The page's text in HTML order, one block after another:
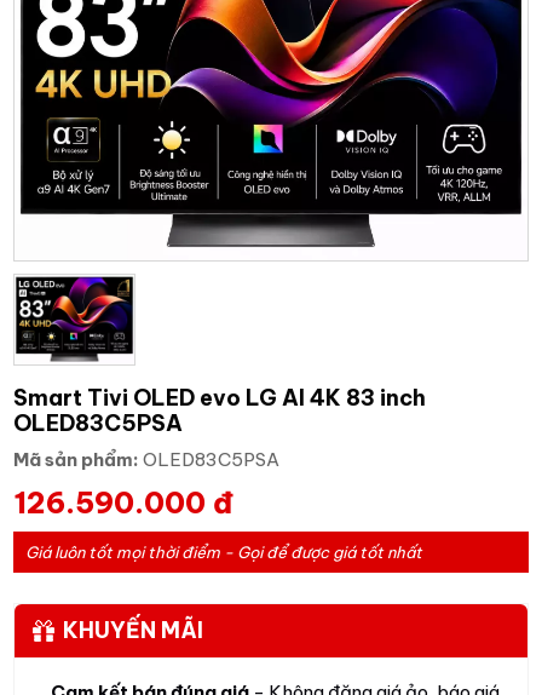
Smart Tivi OLED evo LG AI 4K 83 inch
OLED83C5PSA
Mã sản phẩm:OLED83C5PSA
126.590.000 đ
Giá luôn tốt mọi thời điểm - Gọi để được giá tốt nhất
KHUYẾN MÃI